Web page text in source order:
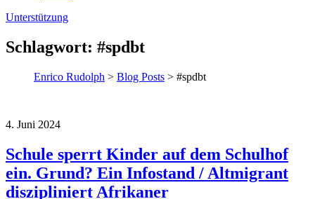
Unterstützung
Schlagwort: #spdbt
Enrico Rudolph > Blog Posts > #spdbt
4. Juni 2024
Schule sperrt Kinder auf dem Schulhof
ein. Grund? Ein Infostand / Altmigrant
diszipliniert Afrikaner